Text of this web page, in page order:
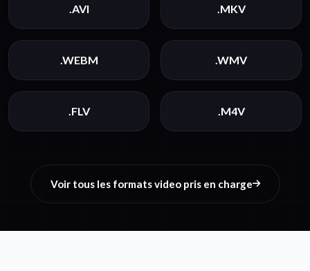
.AVI .MKV
.WEBM .WMV
.FLV .M4V
Voir tous les formats video pris en charge